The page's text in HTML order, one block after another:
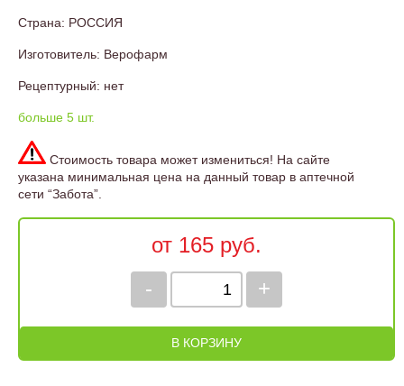
Страна: РОССИЯ
Изготовитель: Верофарм
Рецептурный: нет
больше 5 шт.
Стоимость товара может измениться! На сайте
указана минимальная цена на данный товар в аптечной
сети “Забота”.
от 165 руб.
+
-
В КОРЗИНУ